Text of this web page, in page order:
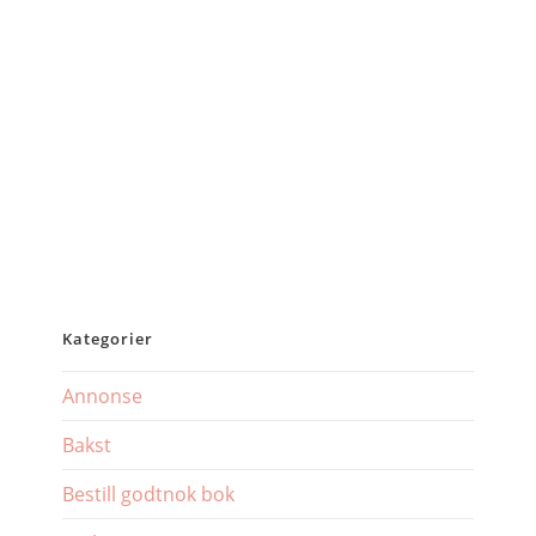
Kategorier
Annonse
Bakst
Bestill godtnok bok